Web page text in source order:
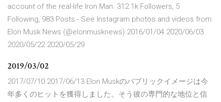
account of the real-life Iron Man. 312.1k Followers, 5
Following, 983 Posts - See Instagram photos and videos from
Elon Musk News (@elonmusknews) 2016/01/04 2020/06/03
2020/05/22 2020/05/29
2019/03/02
2017/07/10 2017/06/13 Elon Muskのパブリックイメージは今
年多くのヒットを獲得しました。そう彼の専門的な地位と信